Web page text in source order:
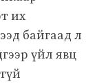
их
байгаад л
үйл явц